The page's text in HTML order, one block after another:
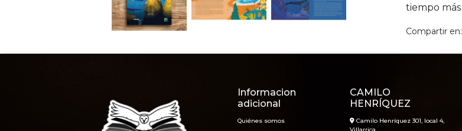
tiempo más
Compartir en:
Informacion
adicional
Quiénes somos
CAMILO
HENRÍQUEZ
Camilo Henríquez 301, local 4,
Villarrica